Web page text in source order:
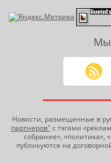
Мы
Новости, размещенные в
партнеров" с тэгами
собрание», «политика»,
публикуются на